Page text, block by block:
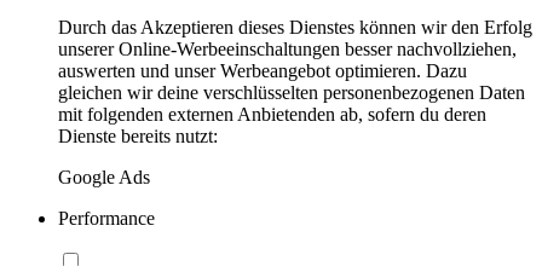
Durch das Akzeptieren dieses Dienstes können wir den Erfolg
unserer Online-Werbeeinschaltungen besser nachvollziehen,
auswerten und unser Werbeangebot optimieren. Dazu
gleichen wir deine verschlüsselten personenbezogenen Daten
mit folgenden externen Anbietenden ab, sofern du deren
Dienste bereits nutzt:
Google Ads
Performance